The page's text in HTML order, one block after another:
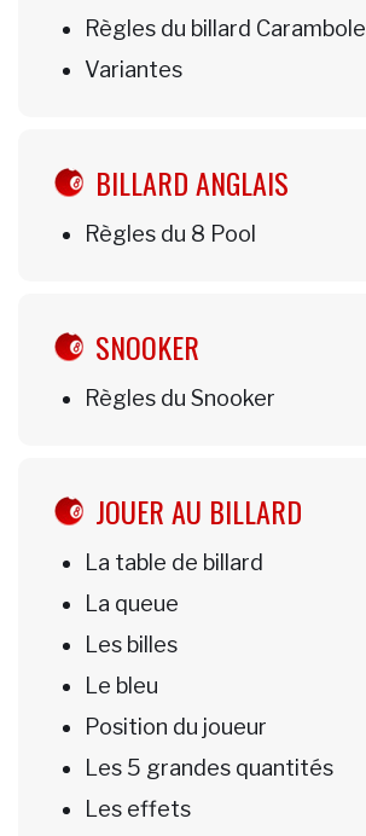
Règles du billard Carambole
Variantes
BILLARD ANGLAIS
Règles du 8 Pool
SNOOKER
Règles du Snooker
JOUER AU BILLARD
La table de billard
La queue
Les billes
Le bleu
Position du joueur
Les 5 grandes quantités
Les effets